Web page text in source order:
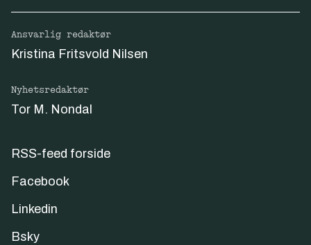
Ansvarlig redaktør
Kristina Fritsvold Nilsen
Nyhetsredaktør
Tor M. Nondal
RSS-feed forside
Facebook
Linkedin
Bsky